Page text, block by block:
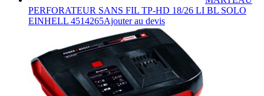
du
produit
PERFORATEUR SANS FIL TP-HD 18/26 LI BL SOLO
EINHELL 4514265Ajouter au devis